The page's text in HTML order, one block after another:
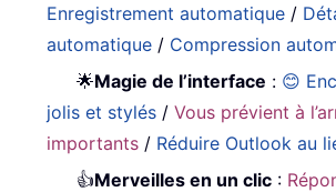
Enregistrement automatique /
automatique / Compression
🌟Magie de l’interface : 😊
jolis et stylés /Vous prévient à
importants / Réduire Outlook au
👍Merveilles en un clic :